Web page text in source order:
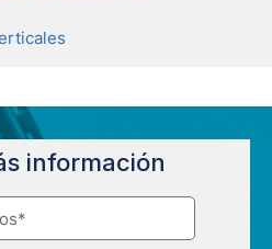
información